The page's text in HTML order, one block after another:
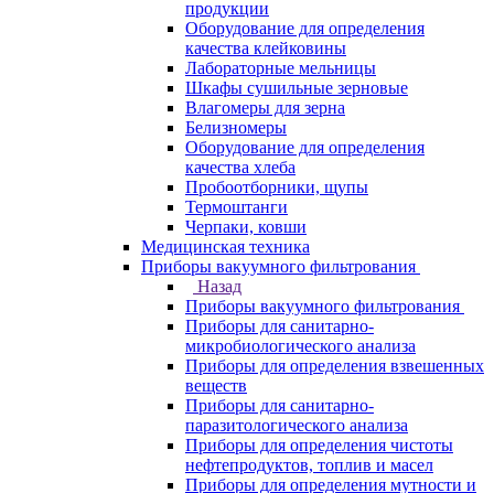
продукции
Оборудование для определения
качества клейковины
Лабораторные мельницы
Шкафы сушильные зерновые
Влагомеры для зерна
Белизномеры
Оборудование для определения
качества хлеба
Пробоотборники, щупы
Термоштанги
Черпаки, ковши
Медицинская техника
Приборы вакуумного фильтрования
Назад
Приборы вакуумного фильтрования
Приборы для санитарно-
микробиологического анализа
Приборы для определения взвешенных
веществ
Приборы для санитарно-
паразитологического анализа
Приборы для определения чистоты
нефтепродуктов, топлив и масел
Приборы для определения мутности и